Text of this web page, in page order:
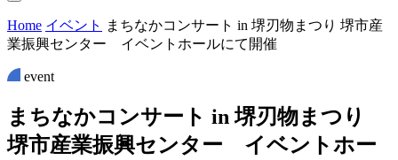
Home イベント
まちなかコンサート in 堺刃物まつり 堺市産
業振興センター イベントホールにて開催
event
ま ちなかコ ンサー ト in 堺刃物ま つ り
堺市産業振興センタ ー イベン トホー